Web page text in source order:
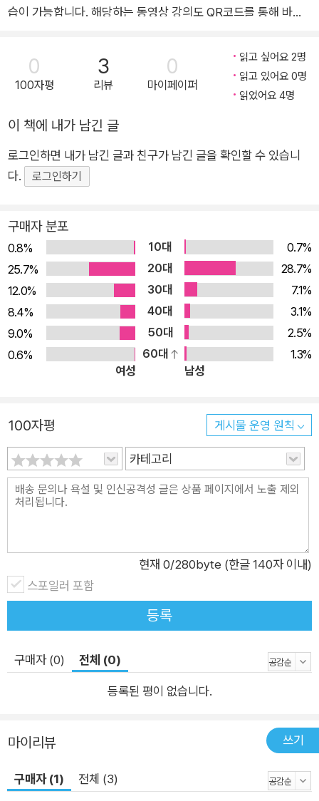
습이 가능합니다. 해당하는 동영상 강의도 QR코드를 통해 바로
암기 노트 컴활 필기 시험은 문제은행 방식으로 출제되어 비슷한
문항이 다시 출제되는 경향이 있습니다. 실제 시험에서 출제되었
던 지문들을 모아 정리하고, 자주 출제되는 오답부터 바른 정답까
지 정리할 수 있도록 준비하였습니다. 확실한 이해를 돕는 동영상
강의도 과목별 무료로 제공됩니다. - 필기 상시 기출문제 15회 제
공 2023~2024년 최근 출제된 상시 기출문제를 복원하여 도서
에 10회분을 수록하였습니다. 출제 경향 분석을 토대로 문제마다
동영상 강의를 볼 수 있도록 준비하였습니다. 추가 모의고사 5회
분은 이기적 스터디 카페(cafe.naver.com/yjbooks에서 PDF
로 제공합니다. - 필기 CBT 온라인 문제집 서비스 CBT 온라인
문제집은 실제 CBT 시험처럼 컴퓨터 화면에서 모의고사를 이용
할 수 있는 서비스입니다. 영진닷컴 이기적 홈페이지(license.yo
ungjin.com/)에서 무료로 이용하세요. - 무료 동영상 강의 제공
자격증 실기 시험은 무조건 문제를 많이 접해보고, 많이 따라 해
보는 것이 공부의 지름길입니다. 이 과정에서 수험생들이 헤매지
여 모바일로도 손쉽게 시청하실 수 있습니다. - 실기 자동 채점 프
로그램 제공 감점사항을 쏙~쏙~짚어주고 인쇄기능까지 제공합
니다. - 계산작업 문제 10회 시험에 자주 출제되는 함수 사전을
유형별로 분류하여 작성한 예제를 별책에 수록하였습니다. 실습
을 통해 시험의 흐름을 파악하고 자신감을 키우세요. - 상시 공략
문제를 풀어 볼 수 있습니다. - 1:1 질문답변이 가능한 이기적 스
터디 카페 영진닷컴은 수험생 여러분들의 고충을 덜어 드리고자
이기적 스터디 카페에서 질문답변 게시판을 운영하고 있습니다.
공부하다 막히는 문제나 혼자서 해결하지 못하는 문제는 이기적
스터디 카페(cafe.naver.com/yjbooks)에서 문의해주세요. 1:1
답변을 받을 수 있으며, 실시간 시험 정보와 후기 등 다양한 혜택
을 제공받을 수 있습니다.
0
100자평
3
리뷰
0
마이페이퍼
읽고 싶어요 2명
읽고 있어요 0명
읽었어요 4명
이 책에 내가 남긴 글
로그인하면 내가 남긴 글과 친구가 남긴 글을 확인할 수 있습니
다.
로그인하기
구매자 분포
0.8% 10대
0.7%
25.7%
20대
28.7%
12.0%
30대
7.1%
8.4%
40대
3.1%
9.0%
50대
2.5%
0.6%
60대
1.3%
여성
남성
100자평 게시물 운영 원칙
카테고리
현재 0/280byte (한글 140자 이내)
스포일러 포함
등록
구매자 (0) 전체 (0)
등록된 평이 없습니다.
마이리뷰 쓰기
구매자 (1) 전체 (3)